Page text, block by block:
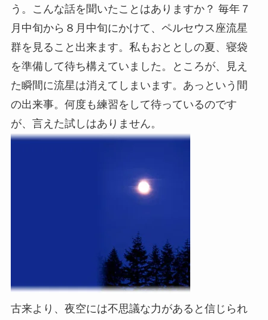
う。こんな話を聞いたことはありますか？ 毎年７
月中旬から８月中旬にかけて、ペルセウス座流星
群を見ること出来ます。私もおととしの夏、寝袋
を準備して待ち構えていました。ところが、見え
た瞬間に流星は消えてしまいます。あっという間
の出来事。何度も練習をして待っているのです
が、言えた試しはありません。
古来より、夜空には不思議な力があると信じられ